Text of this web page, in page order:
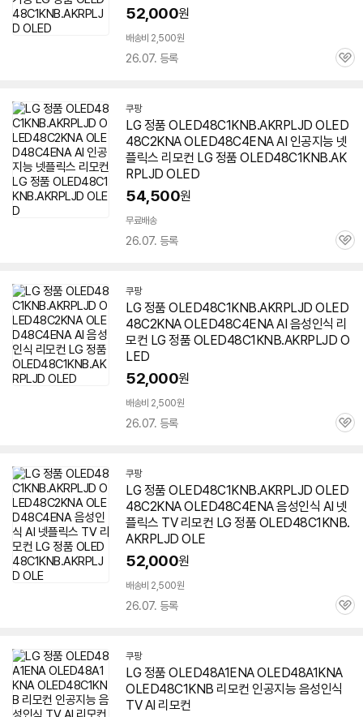
52,000원
배송비 2,500원
26.07. 등록
관
쿠팡
LG 정품 OLED48C1KNB.AKRPLJD OLED
48C2KNA OLED48C4ENA AI 인공지능 넷
플릭스 리모컨 LG 정품 OLED48C1KNB.AK
RPLJD OLED
54,500원
무료배송
26.07. 등록
관
쿠팡
LG 정품 OLED48C1KNB.AKRPLJD OLED
48C2KNA OLED48C4ENA AI 음성인식 리
모컨 LG 정품 OLED48C1KNB.AKRPLJD O
LED
52,000원
배송비 2,500원
26.07. 등록
관
쿠팡
LG 정품 OLED48C1KNB.AKRPLJD OLED
48C2KNA OLED48C4ENA 음성인식 AI 넷
플릭스 TV 리모컨 LG 정품 OLED48C1KNB.
AKRPLJD OLE
52,000원
배송비 2,500원
26.07. 등록
관
쿠팡
LG 정품 OLED48A1ENA OLED48A1KNA
OLED48C1KNB 리모컨 인공지능 음성인식
TV AI 리모컨